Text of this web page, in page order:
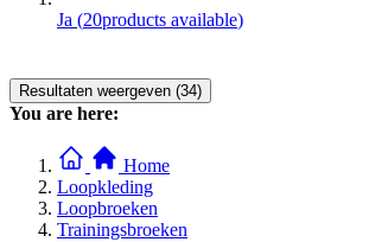
Ja (20products available)
Resultaten weergeven (34)
You are here:
Home
Loopkleding
Loopbroeken
Trainingsbroeken